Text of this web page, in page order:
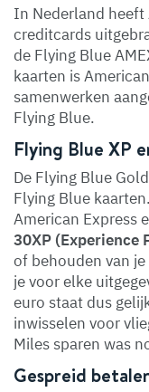
In Nederland heeft
creditcards
de Flying Blue
kaarten is
samenwerken
Flying Blue.
Flying Blue XP
De Flying Blue
Flying Blue
American Express
30XP (Experience
of behouden van
je voor elke
euro staat dus
inwisselen voor
Miles sparen was
Gespreid